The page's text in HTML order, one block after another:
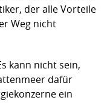
der alle Vorteile
Weg nicht
kann nicht sein,
dafür
ein